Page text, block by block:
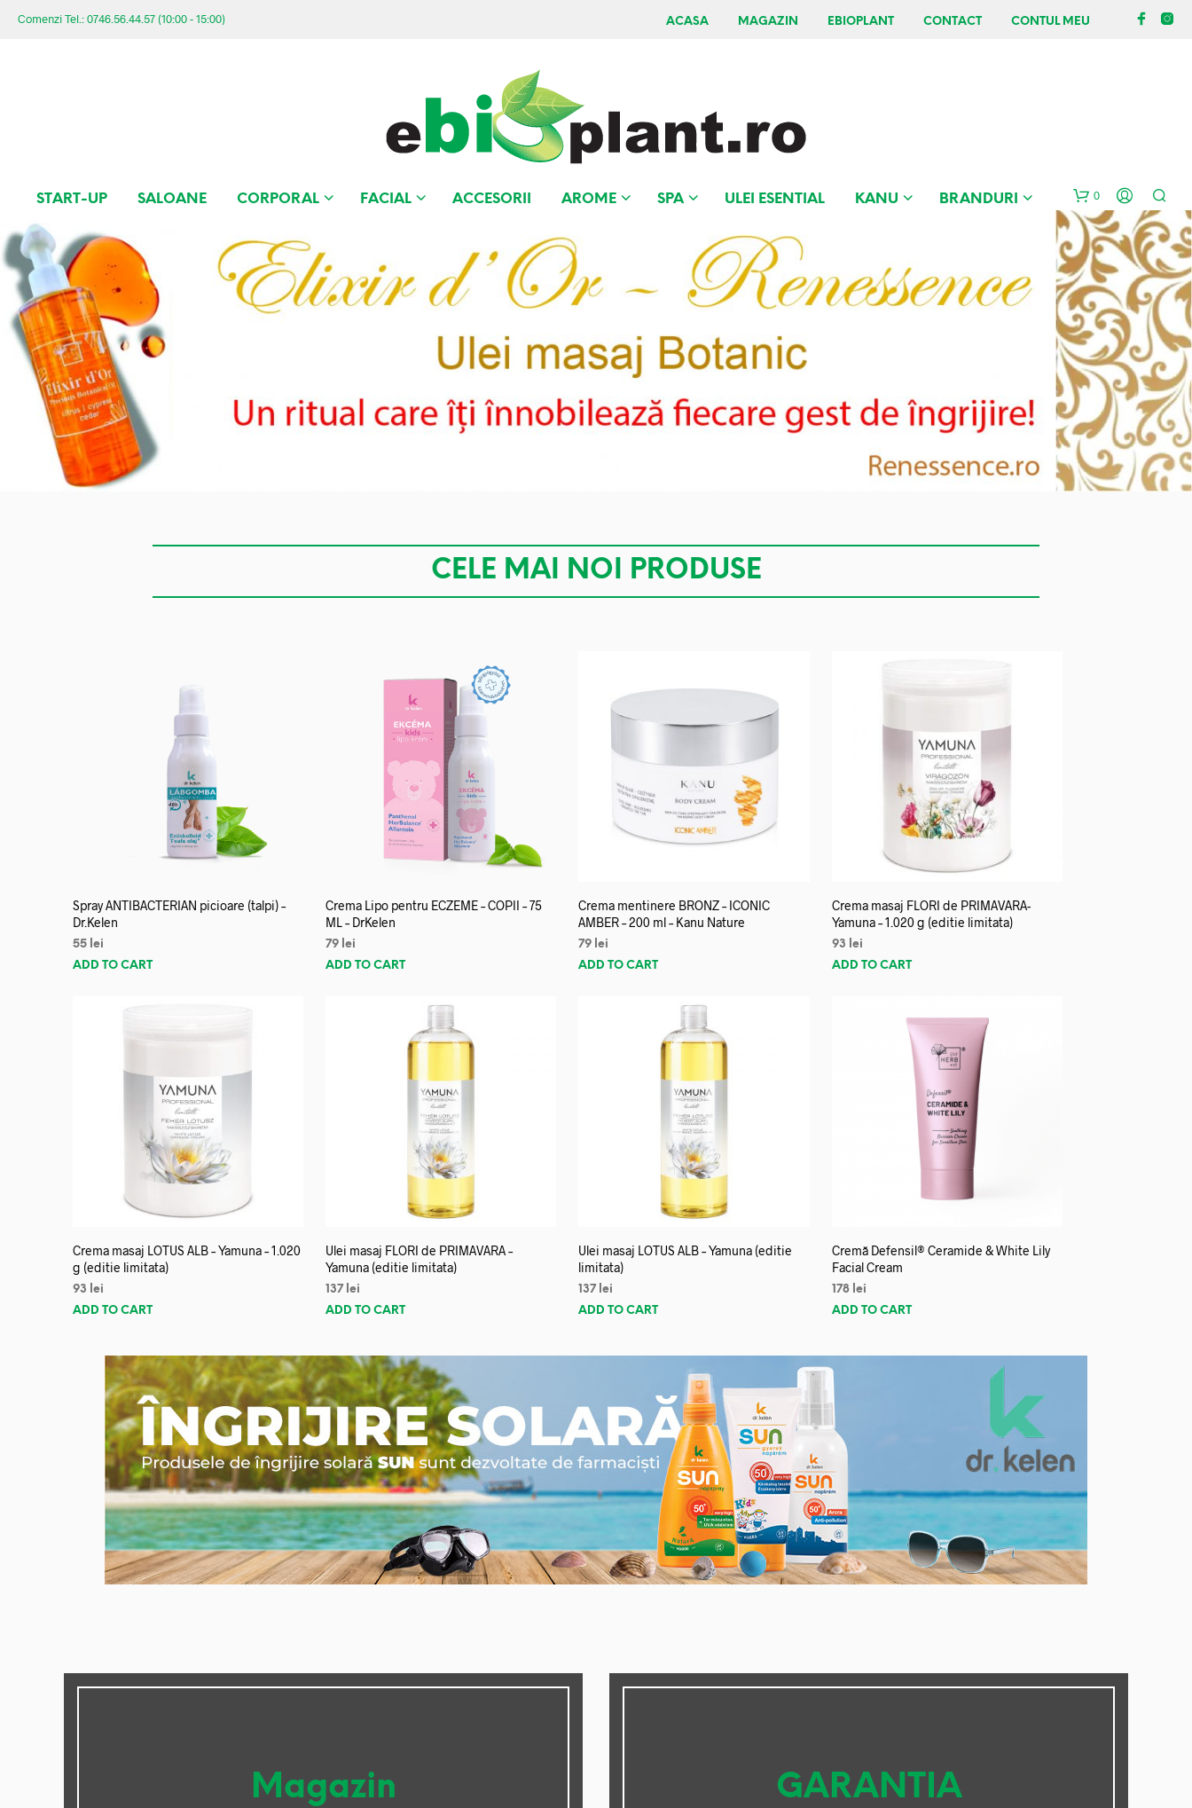
Comenzi Tel.: 0746.56.44.57 (10:00 - 15:00) ACASA MAGAZIN EBIOPLANT CONTACT CONTUL MEU
START-UP SALOANE CORPORAL FACIAL ACCESORII AROME SPA ULEI ESENTIAL KANU BRANDURI 0
CELE MAI NOI PRODUSE
Spray ANTIBACTERIAN picioare (talpi) –
Dr.Kelen
55 lei
ADD TO CART
Crema Lipo pentru ECZEME – COPII – 75
ML – DrKelen
79 lei
ADD TO CART
Crema mentinere BRONZ – ICONIC
AMBER – 200 ml – Kanu Nature
79 lei
ADD TO CART
Crema masaj FLORI de PRIMAVARA-
Yamuna – 1.020 g (editie limitata)
93
lei
ADD TO CART
Crema masaj LOTUS ALB – Yamuna – 1.020
g (editie limitata)
93
lei
ADD TO CART
Ulei masaj FLORI de PRIMAVARA –
Yamuna (editie limitata)
137 lei
ADD TO CART
Ulei masaj LOTUS ALB – Yamuna (editie
limitata)
137 lei
ADD TO CART
Cremă Defensil® Ceramide & White Lily
Facial Cream
178 lei
ADD TO CART
Magazin GARANTIA